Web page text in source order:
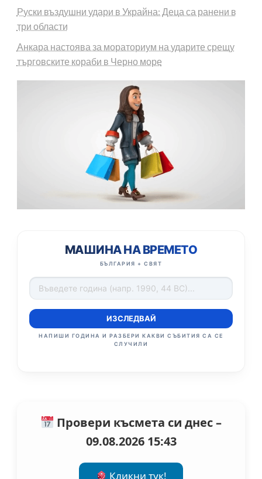
Руски въздушни удари в Украйна: Деца са ранени в
три области
Анкара настоява за мораториум на ударите срещу
търговските кораби в Черно море
МАШИНА НА ВРЕМЕТО
БЪЛГАРИЯ + СВЯТ
ИЗСЛЕДВАЙ
НАПИШИ ГОДИНА И РАЗБЕРИ КАКВИ СЪБИТИЯ СА СЕ
СЛУЧИЛИ
Провери късмета си днес –
09.08.2026 15:43
Кликни тук!